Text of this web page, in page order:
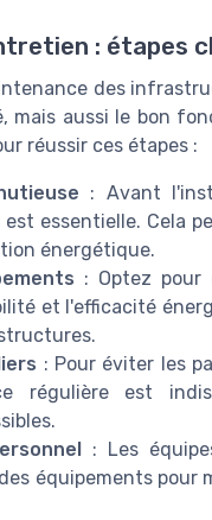
: étapes
des
mais aussi le bon
réussir ces étapes :
: Avant
essentielle. Cela
énergétique.
: Optez pour
et l'efficacité
: Pour éviter les
régulière est
: Les
équipements pour